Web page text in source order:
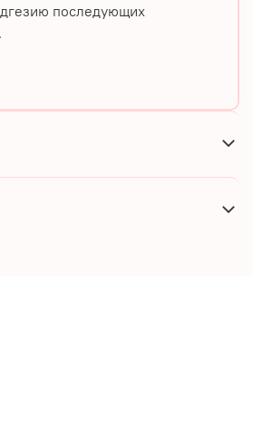
последующих